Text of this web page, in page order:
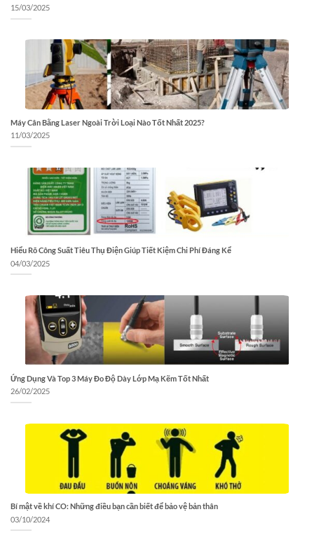
15/03/2025
Máy Cân Bằng Laser Ngoài Trời Loại Nào Tốt Nhất 2025?
11/03/2025
Hiểu Rõ Công Suất Tiêu Thụ Điện Giúp Tiết Kiệm Chi Phí Đáng Kể
04/03/2025
Ứng Dụng Và Top 3 Máy Đo Độ Dày Lớp Mạ Kẽm Tốt Nhất
26/02/2025
Bí mật về khí CO: Những điều bạn cần biết để bảo vệ bản thân
03/10/2024